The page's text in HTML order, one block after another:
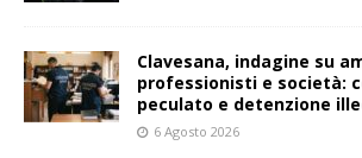
Clavesana, indagine su
professionisti e società:
peculato e detenzione
6 Agosto 2026